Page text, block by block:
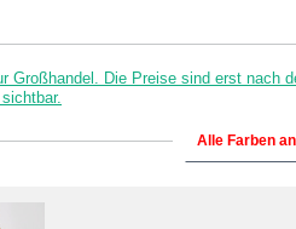
Großhandel. Die Preise sind erst nach
Alle Farben